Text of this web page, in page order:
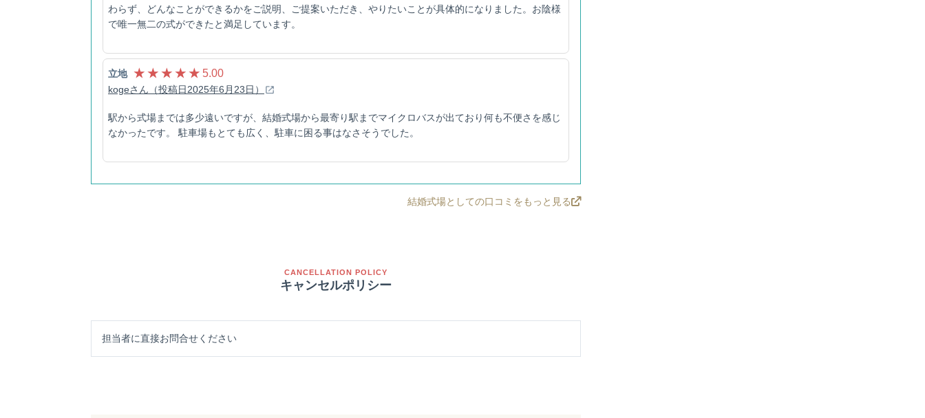
わらず、どんなことができるかをご説明、ご提案いただき、やりたいことが具体的になりました。お陰様
で唯一無二の式ができたと満足しています。
立地 ★ ★ ★ ★ ★ 5.00
kogeさん（投稿日2025年6月23日）
駅から式場までは多少遠いですが、結婚式場から最寄り駅までマイクロバスが出ており何も不便さを感じ
なかったです。 駐車場もとても広く、駐車に困る事はなさそうでした。
結婚式場としての口コミをもっと見る
CANCELLATION POLICY
キャンセルポリシー
担当者に直接お問合せください